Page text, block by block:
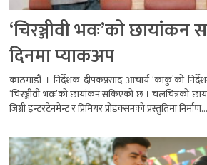
‘चिरञ्जीवी भवः’को छायांकन
दिनमा प्याकअप
काठमाडौं । निर्देशक दीपकप्रसाद आचार्य ‘काकु’को
‘चिरञ्जीवी भवः’को छायांकन सकिएको छ । चलचित्रको
जिग्री इन्टरटेनमेन्ट र प्रिमियर प्रोडक्सनको प्रस्तुतिमा निर्माण...